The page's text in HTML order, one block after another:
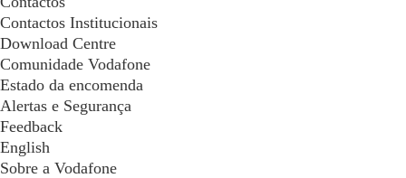
Contactos Institucionais
Download Centre
Comunidade Vodafone
Estado da encomenda
Alertas e Segurança
Feedback
English
Sobre a Vodafone